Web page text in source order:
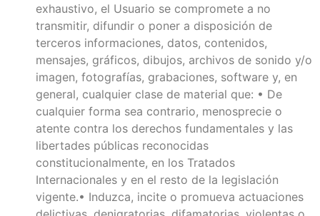
exhaustivo, el Usuario se compromete a no
transmitir, difundir o poner a disposición de
terceros informaciones, datos, contenidos,
mensajes, gráficos, dibujos, archivos de sonido y/o
imagen, fotografías, grabaciones, software y, en
general, cualquier clase de material que: • De
cualquier forma sea contrario, menosprecie o
atente contra los derechos fundamentales y las
libertades públicas reconocidas
constitucionalmente, en los Tratados
Internacionales y en el resto de la legislación
vigente.• Induzca, incite o promueva actuaciones